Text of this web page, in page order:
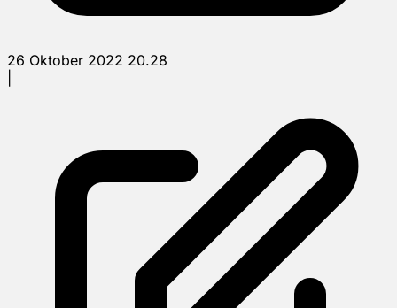
26 Oktober 2022 20.28